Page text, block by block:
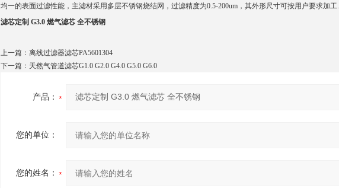
均一的表面过滤性能，主滤材采用多层不锈钢烧结网，过滤精度为0.5-200um，其外形尺寸可按用户要求加工.
滤芯定制 G3.0 燃气滤芯 全不锈钢
上一篇： 离线过滤器滤芯PA5601304
下一篇： 天然气管道滤芯G1.0 G2.0 G4.0 G5.0 G6.0
产品：
您的单位：
您的姓名：